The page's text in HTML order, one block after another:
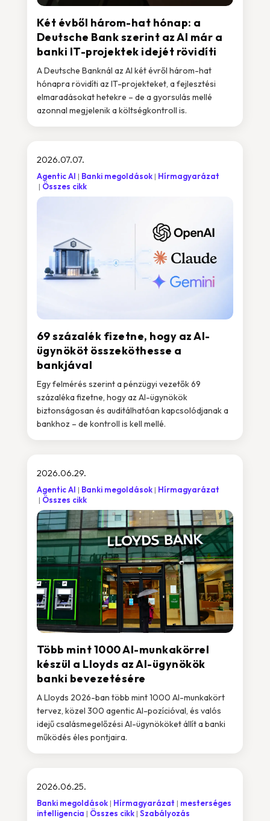
Két évből három-hat hónap: a
Deutsche Bank szerint az AI már a
banki IT-projektek idejét rövidíti
A Deutsche Banknál az AI két évről három-hat
hónapra rövidíti az IT-projekteket, a fejlesztési
elmaradásokat hetekre – de a gyorsulás mellé
azonnal megjelenik a költségkontroll is.
69 százalék fizetne, hogy az AI-
ügynököt összeköthesse a
bankjával
2026.07.07.
Agentic AI Banki megoldások
Hírmagyarázat
Összes cikk
Egy felmérés szerint a pénzügyi vezetők 69
százaléka fizetne, hogy az AI-ügynökök
biztonságosan és auditálhatóan kapcsolódjanak a
bankhoz – de kontroll is kell mellé.
Több mint 1000 AI-munkakörrel
készül a Lloyds az AI-ügynökök
banki bevezetésére
2026.06.29.
Agentic AI Banki megoldások
Hírmagyarázat
Összes cikk
A Lloyds 2026-ban több mint 1000 AI-munkakört
tervez, közel 300 agentic AI-pozícióval, és valós
idejű csalásmegelőzési AI-ügynököket állít a banki
működés éles pontjaira.
2026.06.25.
Banki megoldások Hírmagyarázat
mesterséges
intelligencia
Összes cikk Szabályozás